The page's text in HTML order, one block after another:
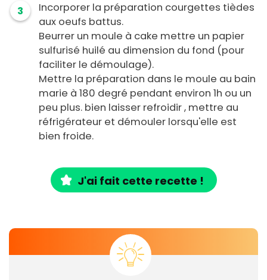
3
Incorporer la préparation courgettes tièdes
aux oeufs battus.
Beurrer un moule à cake mettre un papier
sulfurisé huilé au dimension du fond (pour
faciliter le démoulage).
Mettre la préparation dans le moule au bain
marie à 180 degré pendant environ 1h ou un
peu plus. bien laisser refroidir , mettre au
réfrigérateur et démouler lorsqu'elle est
bien froide.
J'ai fait cette recette !